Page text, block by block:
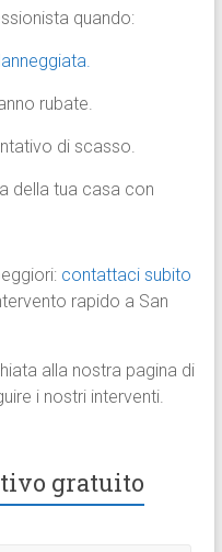
quando:
rubate.
di scasso.
della tua casa con
contattaci subito
rapido a San
alla nostra pagina di
i nostri interventi.
gratuito